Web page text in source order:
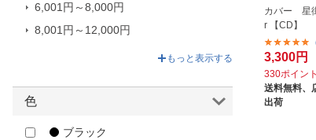
カバー 星
r 【CD】
3,300円
330ポイント
送料無料、
出荷
ブシロードクリエイティブ｜
bushiroad creative
ポニーキャニオン｜PONY
主婦と生活社｜SHUFU-TO-
6,001円～8,000円
8,001円～12,000円
もっと表示する
色
ブラック